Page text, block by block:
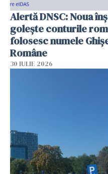
Alertă DNSC: Noua
golește conturile
folosesc numele
Române
30 IULIE 2026